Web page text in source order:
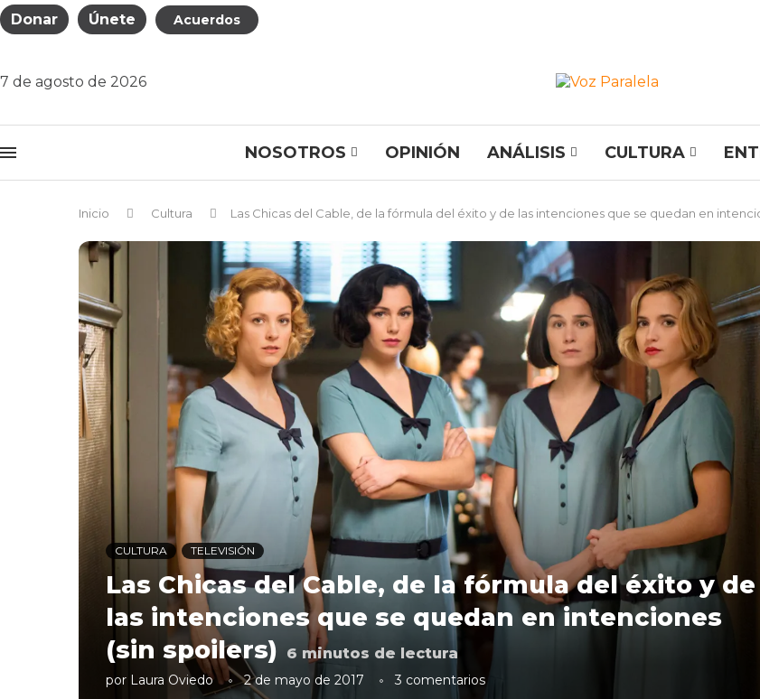
Donar Únete Acuerdos
7 de agosto de 2026
NOSOTROS OPINIÓN ANÁLISIS CULTURA
Inicio Cultura Las Chicas del Cable, de la fórmula del éxito y de las intenciones que se quedan en
CULTURA TELEVISIÓN
Las Chicas del Cable, de la fórmula del éxito y de
las intenciones que se quedan en intenciones
(sin spoilers)
6 minutos de lectura
por Laura Oviedo 2 de mayo de 2017 3 comentarios